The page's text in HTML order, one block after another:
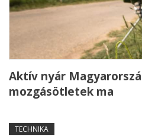
Aktív nyár
mozgásötletek ma
TECHNIKA